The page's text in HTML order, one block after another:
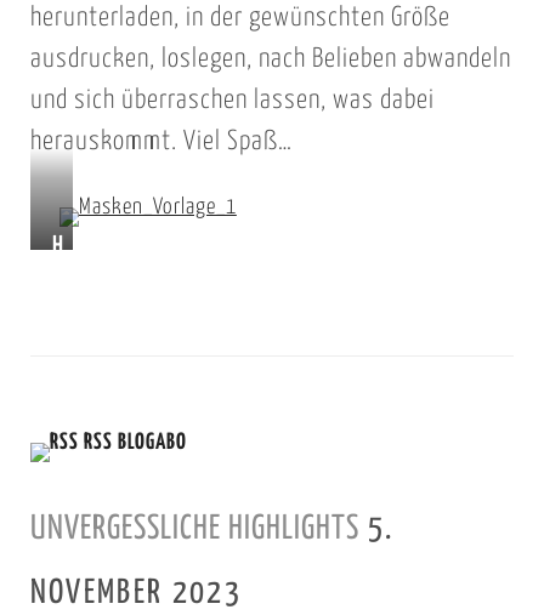
herunterladen, in der gewünschten Größe
ausdrucken, loslegen, nach Belieben abwandeln
und sich überraschen lassen, was dabei
herauskommt. Viel Spaß…
H
d
r
r
RSS BLOGABO
UNVERGESSLICHE HIGHLIGHTS 5.
NOVEMBER 2023